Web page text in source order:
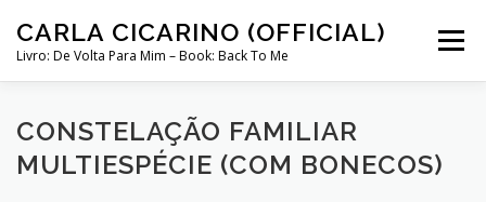
content
CARLA CICARINO (OFFICIAL)
Livro: De Volta Para Mim – Book: Back To Me
Menu
COMPRAR LIVRO “DE VOLTA PARA MIM”
CONSTELAÇÃO FAMILIAR
MULTIESPÉCIE (COM BONECOS)